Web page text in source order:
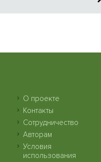
О проекте
Контакты
Сотрудничество
Авторам
Условия
использования